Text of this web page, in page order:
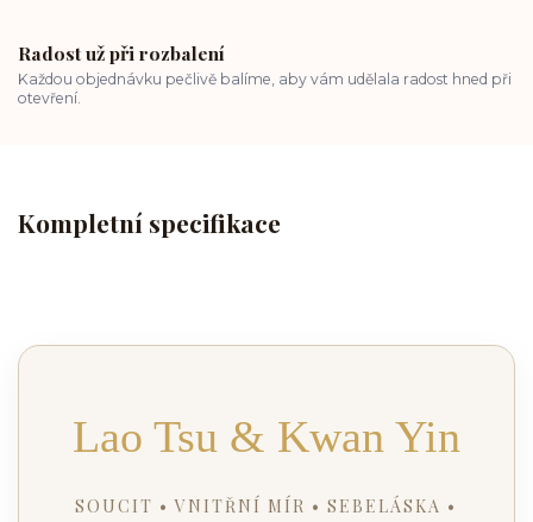
Radost už při rozbalení
Každou objednávku pečlivě balíme, aby vám udělala radost hned při
otevření.
Kompletní specifikace
Lao Tsu & Kwan Yin
SOUCIT • VNITŘNÍ MÍR • SEBELÁSKA •